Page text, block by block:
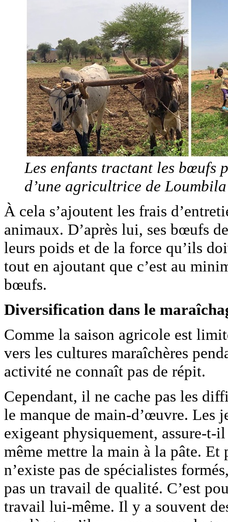
Les enfants tractant les bœufs
d’une agricultrice de
À cela s’ajoutent les frais
animaux. D’après lui, ses bœufs
leurs poids et de la force qu’ils
tout en ajoutant que c’est au
bœufs.
Diversification dans le
Comme la saison agricole est
vers les cultures maraîchères
activité ne connaît pas de répit.
Cependant, il ne cache pas les
le manque de main-d’œuvre. Les
exigeant physiquement, assure-
même mettre la main à la pâte.
n’existe pas de spécialistes
pas un travail de qualité. C’est
travail lui-même. Il y a souvent